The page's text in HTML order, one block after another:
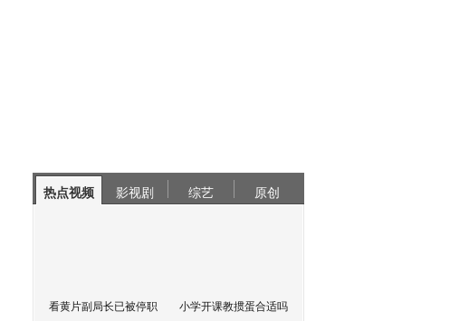
热点视频 影视剧 综艺 原创
看黄片副局长已被停职 小学开课教掼蛋合适吗